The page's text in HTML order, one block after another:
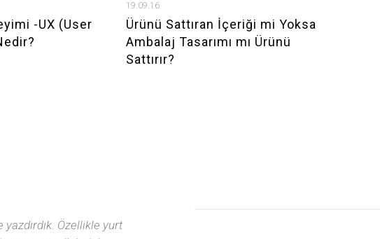
-UX (User
19.09.16
Ürünü Sattıran İçeriği mi Yoksa
Ambalaj Tasarımı mı Ürünü
Sattırır?
Özellikle yurt